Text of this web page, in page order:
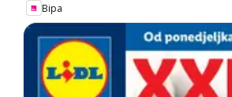
Bipa